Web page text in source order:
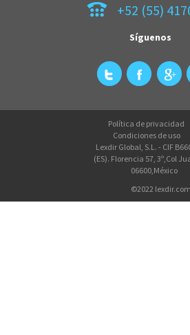
+52 (55)
Síguenos
Política de privacidad
Condiciones de uso
Lexdir Global, S.L. - CIF
(ES). Florencia 57, 3º,Col
06600,México
©2022